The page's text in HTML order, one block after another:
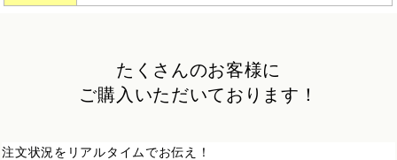
たくさんのお客様に
ご購入いただいております！
注文状況をリアルタイムでお伝え！